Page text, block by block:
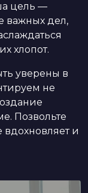
цель —
важных дел,
хлопот.
уверены в
не
Позвольте
вдохновляет и